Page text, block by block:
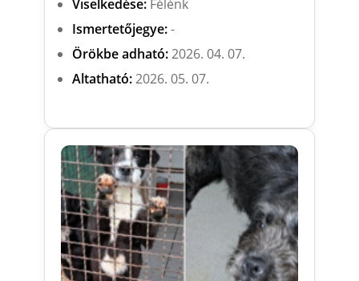
Viselkedése:Félénk
Ismertetőjegye:-
Örökbe adható:2026. 04. 07.
Altatható:2026. 05. 07.